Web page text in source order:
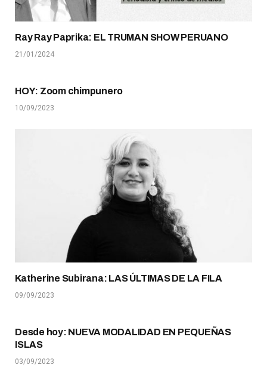
Ray Ray Paprika: EL TRUMAN SHOW PERUANO
21/01/2024
HOY: Zoom chimpunero
10/09/2023
Katherine Subirana: LAS ÚLTIMAS DE LA FILA
09/09/2023
Desde hoy: NUEVA MODALIDAD EN PEQUEÑAS
ISLAS
03/09/2023